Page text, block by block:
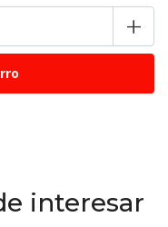
+
interesar